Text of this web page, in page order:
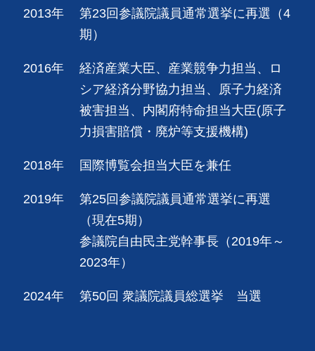
2013年
第23回参議院議員通常選挙に再選（4
期）
2016年
経済産業大臣、産業競争力担当、ロ
シア経済分野協力担当、原子力経済
被害担当、内閣府特命担当大臣(原子
力損害賠償・廃炉等支援機構)
2018年 国際博覧会担当大臣を兼任
2019年
第25回参議院議員通常選挙に再選
（現在5期）
参議院自由民主党幹事長（2019年～
2023年）
2024年 第50回 衆議院議員総選挙 当選